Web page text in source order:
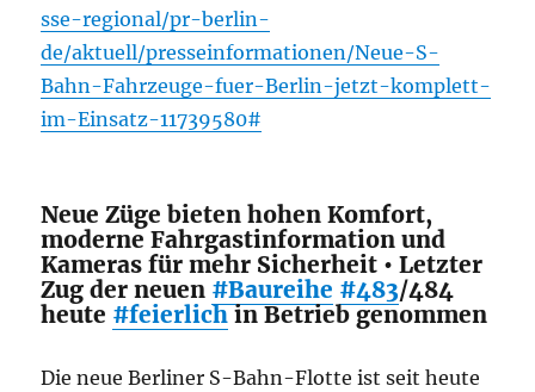
sse-regional/pr-berlin-
de/aktuell/presseinformationen/Neue-S-
Bahn-Fahrzeuge-fuer-Berlin-jetzt-komplett-
im-Einsatz-11739580#
Neue Züge bieten hohen Komfort,
moderne Fahrgastinformation und
Kameras für mehr Sicherheit • Letzter
Zug der neuen #Baureihe #483/484
heute #feierlichin Betrieb genommen
Die neue Berliner S-Bahn-Flotte ist seit heute